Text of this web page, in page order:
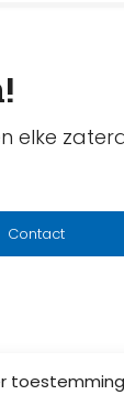
toestemming
elke
Contact